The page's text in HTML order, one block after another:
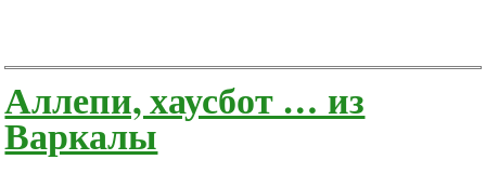
Аллепи, хаусбот … из
Варкалы